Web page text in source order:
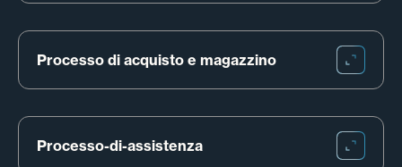
Processo di acquisto e magazzino
Processo-di-assistenza